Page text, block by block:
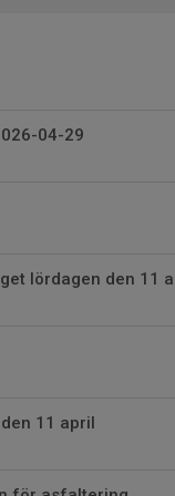
04-29
lördagen den 11
11 april